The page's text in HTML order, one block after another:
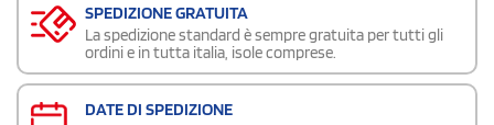
SPEDIZIONE GRATUITA
La spedizione standard è sempre gratuita per tutti gli
ordini e in tutta italia, isole comprese.
DATE DI SPEDIZIONE